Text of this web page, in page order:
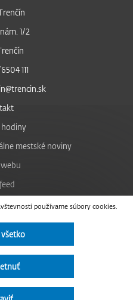
používame súbory cookies.
1/2
111
hodiny
mestské noviny
cookies
prístupnosti